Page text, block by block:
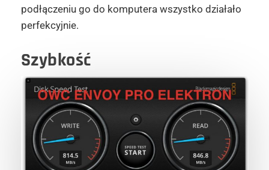
podłączeniu go do komputera wszystko działało
perfekcyjnie.
Szybkość